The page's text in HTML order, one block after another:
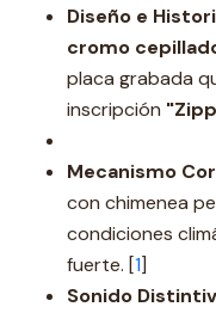
Diseño e
cromo
placa grabada
inscripción
Mecanismo
con chimenea
condiciones
fuerte. [1]
Sonido